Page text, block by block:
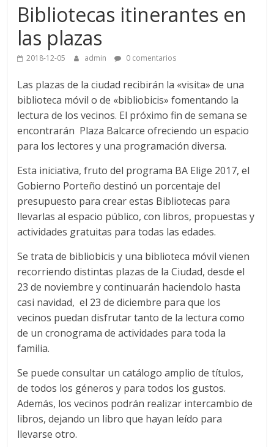
Bibliotecas itinerantes en
las plazas
2018-12-05 admin 0 comentarios
Las plazas de la ciudad recibirán la «visita» de una
biblioteca móvil o de «bibliobicis» fomentando la
lectura de los vecinos. El próximo fin de semana se
encontrarán Plaza Balcarce ofreciendo un espacio
para los lectores y una programación diversa.
Esta iniciativa, fruto del programa BA Elige 2017, el
Gobierno Porteño destinó un porcentaje del
presupuesto para crear estas Bibliotecas para
llevarlas al espacio público, con libros, propuestas y
actividades gratuitas para todas las edades.
Se trata de bibliobicis y una biblioteca móvil vienen
recorriendo distintas plazas de la Ciudad, desde el
23 de noviembre y continuarán haciendolo hasta
casi navidad, el 23 de diciembre para que los
vecinos puedan disfrutar tanto de la lectura como
de un cronograma de actividades para toda la
familia.
Se puede consultar un catálogo amplio de títulos,
de todos los géneros y para todos los gustos.
Además, los vecinos podrán realizar intercambio de
libros, dejando un libro que hayan leído para
llevarse otro.